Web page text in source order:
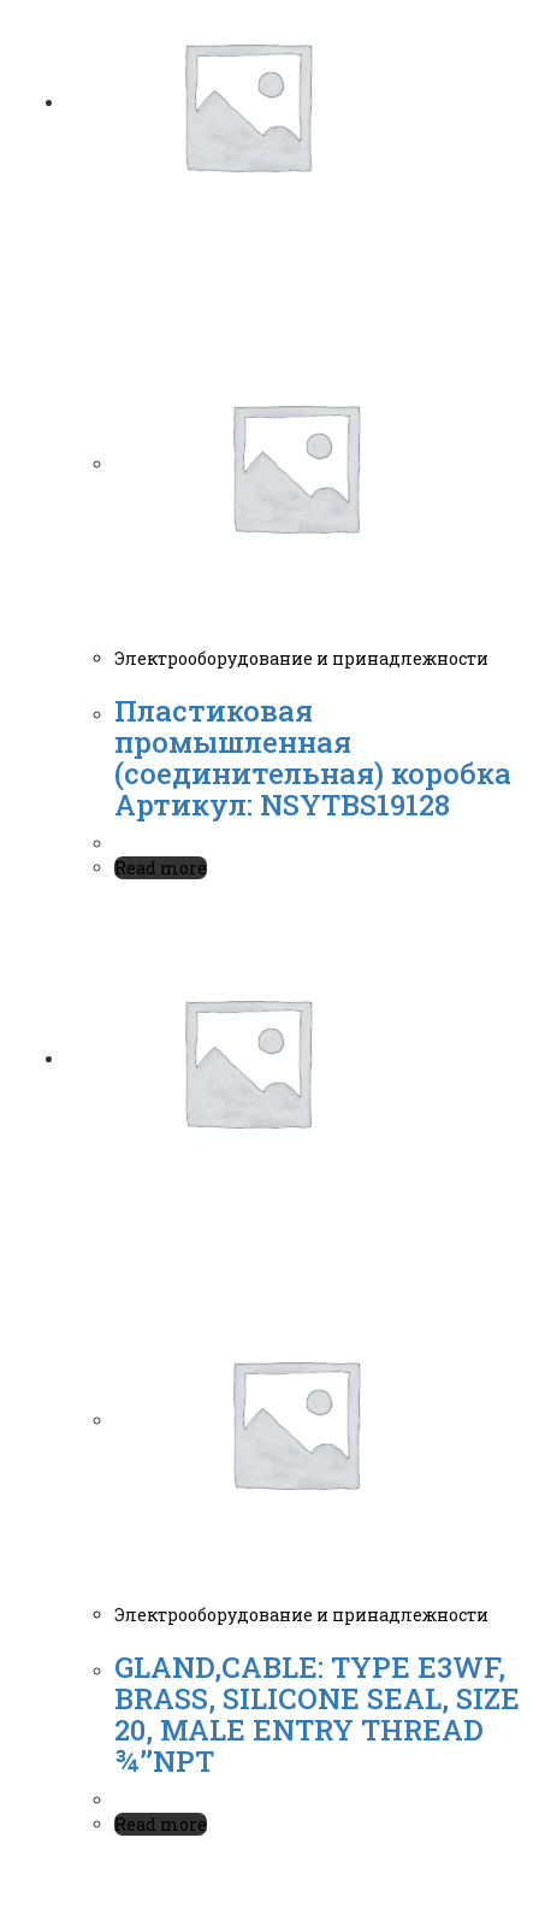
Электрооборудование и принадлежности
Пластиковая
промышленная
(соединительная) коробка
Артикул: NSYTBS19128
Read more
Электрооборудование и принадлежности
GLAND,CABLE: TYPE E3WF,
BRASS, SILICONE SEAL, SIZE
20, MALE ENTRY THREAD
¾’’NPT
Read more